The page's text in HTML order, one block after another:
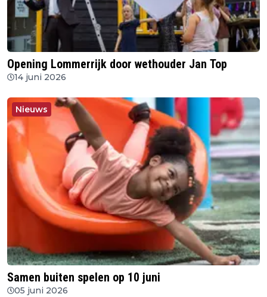
Opening Lommerrijk door wethouder Jan Top
14 juni 2026
Nieuws
Samen buiten spelen op 10 juni
05 juni 2026